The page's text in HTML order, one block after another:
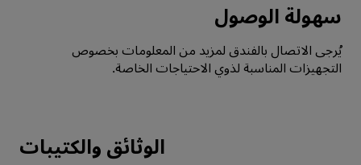
سهولة الوصول
يُرجى الاتصال بالفندق لمزيد من المعلومات بخصوص
التجهيزات المناسبة لذوي الاحتياجات الخاصة.
الوثائق والكتيبات